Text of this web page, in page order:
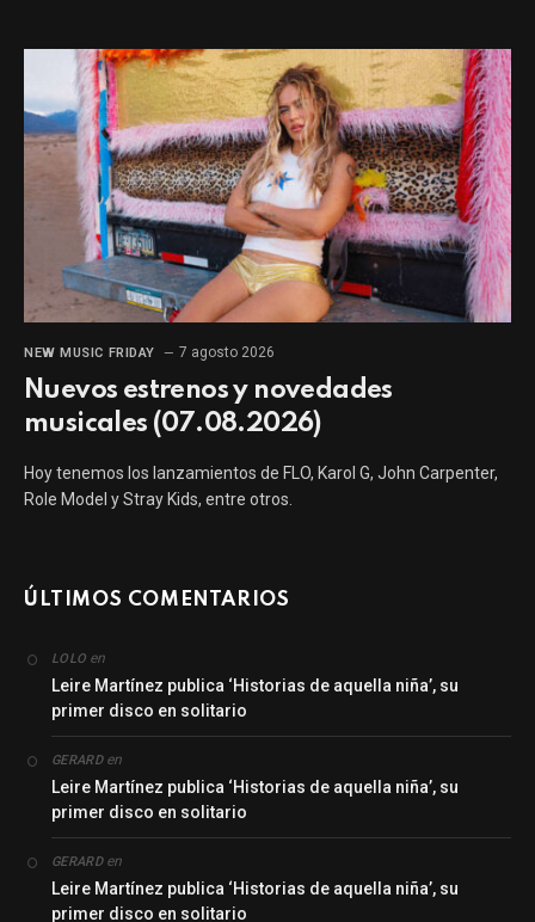
NEW MUSIC FRIDAY 7 agosto 2026
Nuevos estrenos y novedades
musicales (07.08.2026)
Hoy tenemos los lanzamientos de FLO, Karol G, John Carpenter,
Role Model y Stray Kids, entre otros.
ÚLTIMOS COMENTARIOS
LOLO en
Leire Martínez publica ‘Historias de aquella niña’, su
primer disco en solitario
GERARDen
Leire Martínez publica ‘Historias de aquella niña’, su
primer disco en solitario
GERARDen
Leire Martínez publica ‘Historias de aquella niña’, su
primer disco en solitario